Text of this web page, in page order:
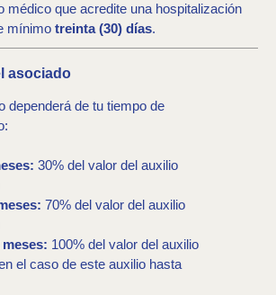
médico que acredite una hospitalización
mínimo treinta (30) días.
asociado
dependerá de tu tiempo de
30% del valor del auxilio
70% del valor del auxilio
meses: 100% del valor del auxilio
el caso de este auxilio hasta